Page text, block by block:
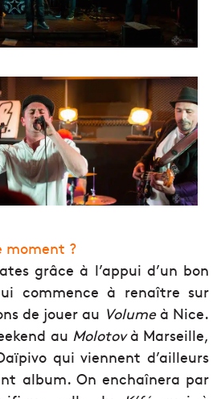
moment ?
grâce à l’appui d’un bon
commence à renaître sur
de jouer au Volumeà Nice.
au Molotovà Marseille,
qui viennent d’ailleurs
album. On enchaînera par